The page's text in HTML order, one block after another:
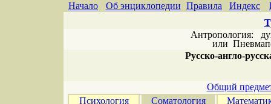
Начало Об энциклопедии Правила Индекс
Антропология:
или
Русско-англо-
Общий
Психология
Соматология